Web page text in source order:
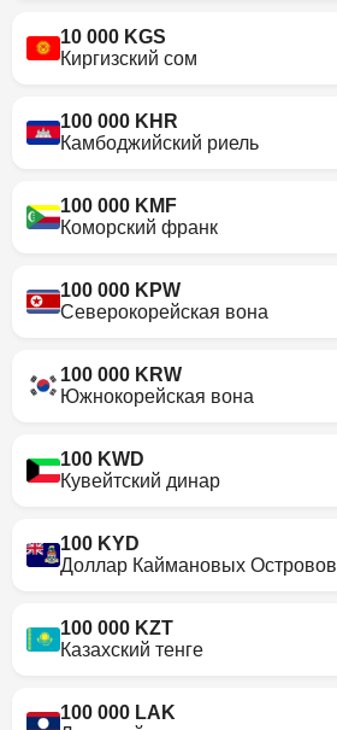
10 000 KGS
Киргизский сом
100 000 KHR
Камбоджийский риель
100 000 KMF
Коморский франк
100 000 KPW
Северокорейская вона
100 000 KRW
Южнокорейская вона
100 KWD
Кувейтский динар
100 KYD
Доллар Каймановых Островов
100 000 KZT
Казахский тенге
100 000 LAK